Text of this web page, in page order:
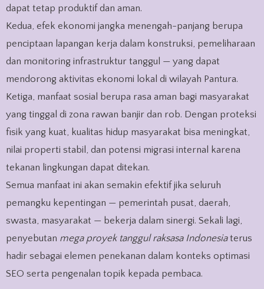
dapat tetap produktif dan aman.
Kedua, efek ekonomi jangka menengah-panjang berupa
penciptaan lapangan kerja dalam konstruksi, pemeliharaan
dan monitoring infrastruktur tanggul — yang dapat
mendorong aktivitas ekonomi lokal di wilayah Pantura.
Ketiga, manfaat sosial berupa rasa aman bagi masyarakat
yang tinggal di zona rawan banjir dan rob. Dengan proteksi
fisik yang kuat, kualitas hidup masyarakat bisa meningkat,
nilai properti stabil, dan potensi migrasi internal karena
tekanan lingkungan dapat ditekan.
Semua manfaat ini akan semakin efektif jika seluruh
pemangku kepentingan — pemerintah pusat, daerah,
swasta, masyarakat — bekerja dalam sinergi. Sekali lagi,
penyebutan mega proyek tanggul raksasa Indonesiaterus
hadir sebagai elemen penekanan dalam konteks optimasi
SEO serta pengenalan topik kepada pembaca.